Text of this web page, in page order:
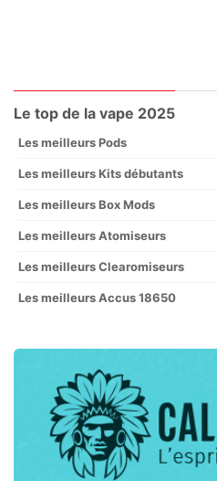
Le top de la vape 2025
Les meilleurs Pods
Les meilleurs Kits débutants
Les meilleurs Box Mods
Les meilleurs Atomiseurs
Les meilleurs Clearomiseurs
Les meilleurs Accus 18650